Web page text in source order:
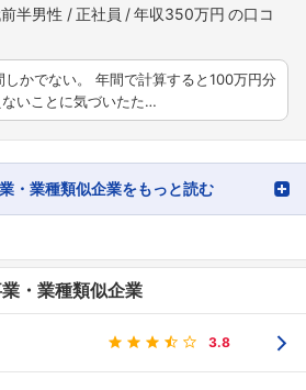
半男性 正社員 年収350万円
かでない。 年間で計算すると100万円分
いことに気づいたた…
・業種類似企業をもっと読む
・業種類似企業
3.8